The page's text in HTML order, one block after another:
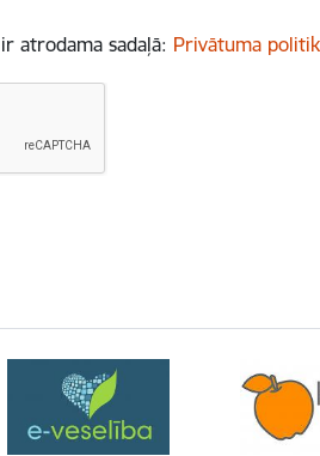
atrodama sadaļā: Privātuma